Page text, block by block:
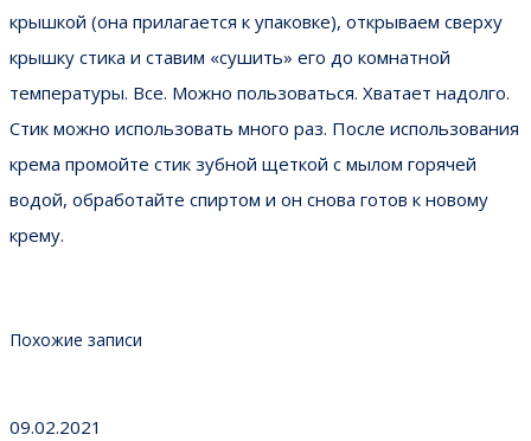
крышкой (она прилагается к упаковке), открываем сверху
крышку стика и ставим «сушить» его до комнатной
температуры. Все. Можно пользоваться. Хватает надолго.
Стик можно использовать много раз. После использования
крема промойте стик зубной щеткой с мылом горячей
водой, обработайте спиртом и он снова готов к новому
крему.
Похожие записи
09.02.2021